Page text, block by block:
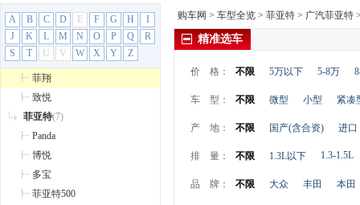
A B C D E F G H
I
J
K L M N O P Q
R
S
T U V W X Y Z
飞凡汽车(1)
菲亚特
(9)
广汽菲亚特(2)
菲翔
致悦
菲亚特(7)
Panda
博悦
多宝
菲亚特500
购车网 > 车型全览 > 菲亚特 > 广汽菲亚特
精准选车
价 格： 不限 5万以下 5-8万
车 型： 不限 微型 小型 紧凑
产 地： 不限 国产(含合资) 进口
排 量： 不限 1.3L以下 1.3-1.5L
品 牌： 不限 大众 丰田 本田